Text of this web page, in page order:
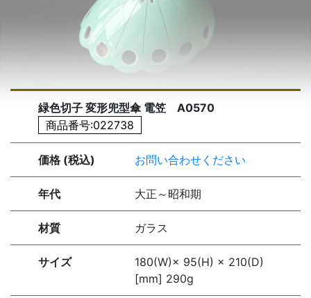
緑色切子 変形兜型傘 電笠 A0570
商品番号:022738
価格 (税込) お問い合わせください
年代 大正～昭和期
材質 ガラス
サイズ
180(W)× 95(H) × 210(D)
[mm] 290g